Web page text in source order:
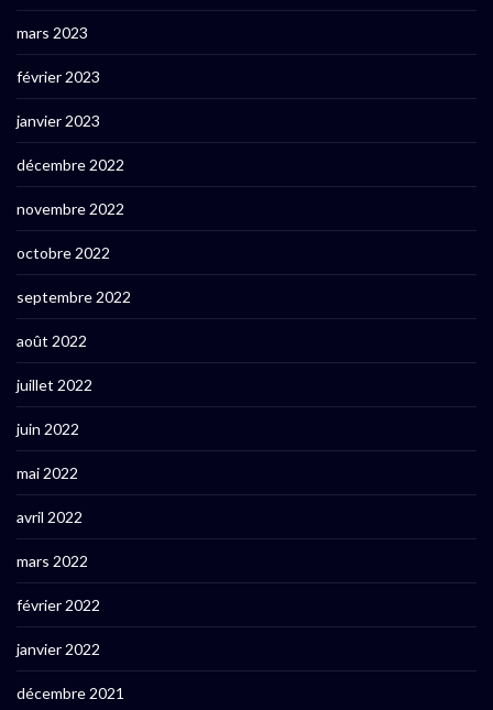
mars 2023
février 2023
janvier 2023
décembre 2022
novembre 2022
octobre 2022
septembre 2022
août 2022
juillet 2022
juin 2022
mai 2022
avril 2022
mars 2022
février 2022
janvier 2022
décembre 2021